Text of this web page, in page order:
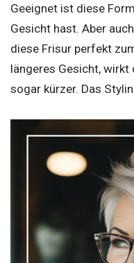
Geeignet ist diese
Gesicht hast. Aber
diese Frisur perfekt
längeres Gesicht,
sogar kürzer. Das